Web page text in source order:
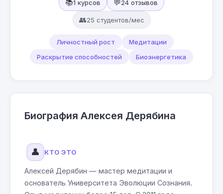
📚1 курсов 💬24 отзывов
👥25 студентов/мес
Личностный рост
Медитации
Раскрытие способностей
Биоэнергетика
Биография Алексея Дерябина
👤 КТО ЭТО
Алексей Дерябин — мастер медитации и
основатель Университета Эволюции Сознания.